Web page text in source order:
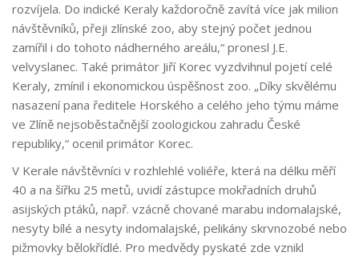
rozvíjela. Do indické Keraly každoročně zavítá více jak milion
návštěvníků, přeji zlínské zoo, aby stejný počet jednou
zamířil i do tohoto nádherného areálu,“ pronesl J.E.
velvyslanec. Také primátor Jiří Korec vyzdvihnul pojetí celé
Keraly, zmínil i ekonomickou úspěšnost zoo. „Díky skvělému
nasazení pana ředitele Horského a celého jeho týmu máme
ve Zlíně nejsoběstačnější zoologickou zahradu České
republiky,“ ocenil primátor Korec.
V Kerale návštěvníci v rozhlehlé voliéře, která na délku měří
40 a na šířku 25 metů, uvidí zástupce mokřadních druhů
asijských ptáků, např. vzácně chované marabu indomalajské,
nesyty bílé a nesyty indomalajské, pelikány skrvnozobé nebo
pižmovky bělokřídlé. Pro medvědy pyskaté zde vznikl